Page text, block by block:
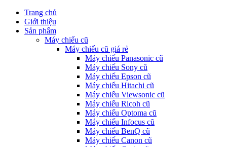
Trang chủ
Giới thiệu
Sản phẩm
Máy chiếu cũ
Máy chiếu cũ giá rẻ
Máy chiếu Panasonic cũ
Máy chiếu Sony cũ
Máy chiếu Epson cũ
Máy chiếu Hitachi cũ
Máy chiếu Viewsonic cũ
Máy chiếu Ricoh cũ
Máy chiếu Optoma cũ
Máy chiếu Infocus cũ
Máy chiếu BenQ cũ
Máy chiếu Canon cũ